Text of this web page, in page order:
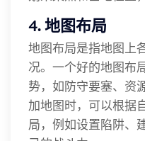
4. 地图布局
地图布局是指地图上
况。一个好的地图布
势，如防守要塞、资
加地图时，可以根据
局，例如设置陷阱、